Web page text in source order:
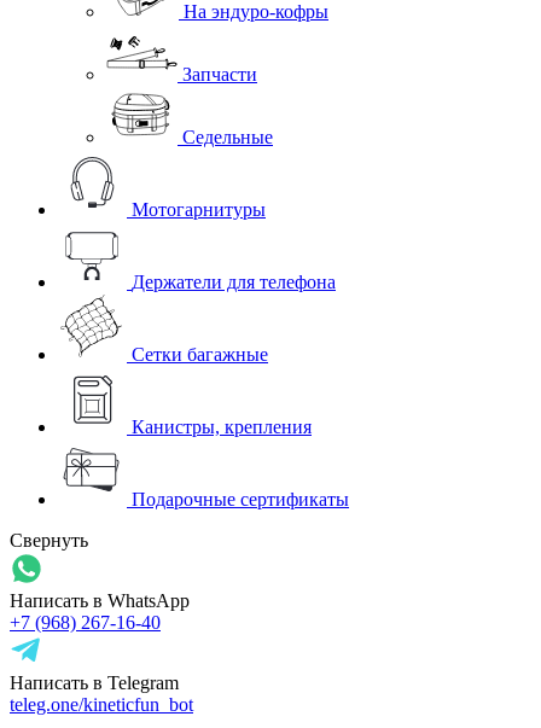
На эндуро-кофры
Запчасти
Седельные
Мотогарнитуры
Держатели для телефона
Сетки багажные
Канистры, крепления
Подарочные сертификаты
Свернуть
Написать в WhatsApp
+7 (968) 267-16-40
Написать в Telegram
teleg.one/kineticfun_bot